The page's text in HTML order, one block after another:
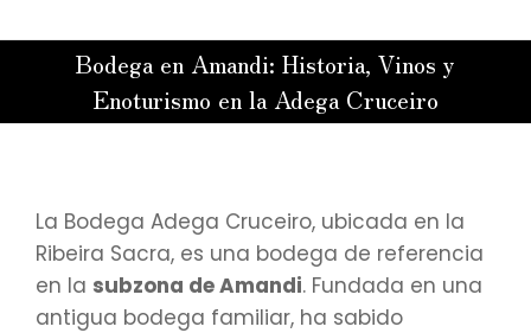
Bodega en Amandi: Historia, Vinos y
Enoturismo en la Adega Cruceiro
Estás aquí:
La Bodega Adega Cruceiro, ubicada en la
Ribeira Sacra, es una bodega de referencia
en la subzona de Amandi. Fundada en una
antigua bodega familiar, ha sabido